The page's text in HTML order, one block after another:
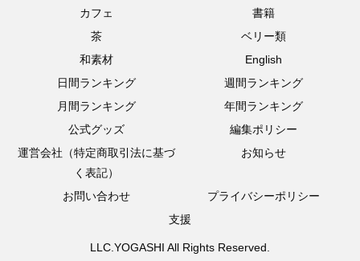
カフェ
書籍
茶
ベリー類
和素材
English
日間ランキング
週間ランキング
月間ランキング
年間ランキング
公式グッズ
編集ポリシー
運営会社（特定商取引法に基づ
く表記）
お知らせ
お問い合わせ
プライバシーポリシー
支援
LLC.YOGASHI All Rights Reserved.